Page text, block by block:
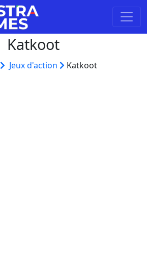
Katkoot
Jeux d'action Katkoot